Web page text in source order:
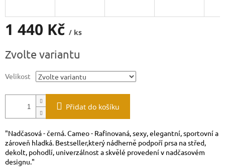
1 440 Kč / ks
cena:
Zvolte variantu
Velikost
Přidat do košíku
"Nadčasová - černá. Cameo - Rafinovaná, sexy, elegantní, sportovní a
zároveň hladká. Bestseller,který nádherně podpoří prsa na střed,
dekolt, pohodlí, univerzálnost a skvělé provedení v nadčasovém
designu."